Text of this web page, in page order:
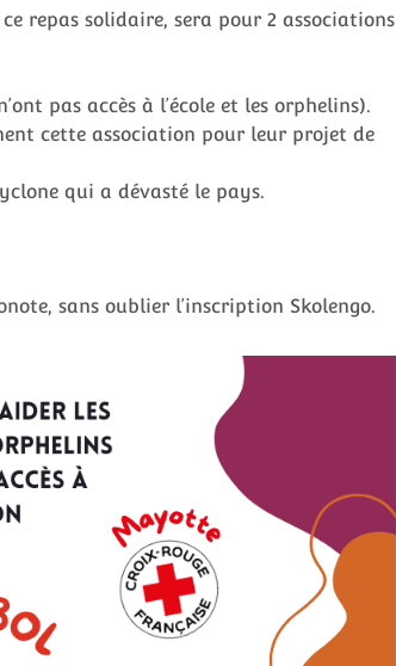
repas solidaire, sera pour 2 associations
pas accès à l’école et les orphelins).
cette association pour leur projet de
qui a dévasté le pays.
sans oublier l’inscription Skolengo.